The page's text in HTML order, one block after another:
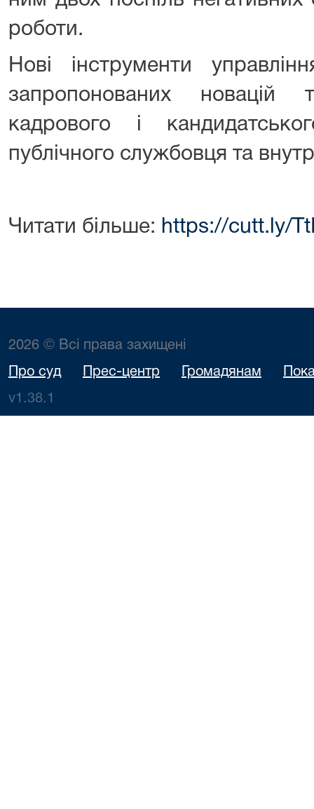
роботи.
Нові інструменти
запропонованих новацій
кадрового і
публічного службовця та
Читати більше: https://cutt.ly/
2026 © Всі права захищені
Про суд Прес-центр Громадянам
v1.38.1